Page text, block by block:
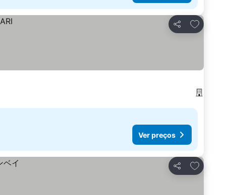
Partilhar
Adicionar aos
Ver preços
Partilhar
Adicionar aos